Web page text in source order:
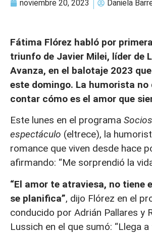
noviembre 20, 2023 Daniela
Fátima Flórez habló por
triunfo de Javier Milei, líder de
Avanza, en el balotaje 2023
este domingo. La humorista no
contar cómo es el amor que
Este lunes en el programa
espectáculo (eltrece), la
romance que viven desde hace
afirmando: “Me sorprendió la
“El amor te atraviesa, no tiene
se planifica”, dijo Flórez en el
conducido por Adrián Pallares y
Lussich en el que sumó: “Llega